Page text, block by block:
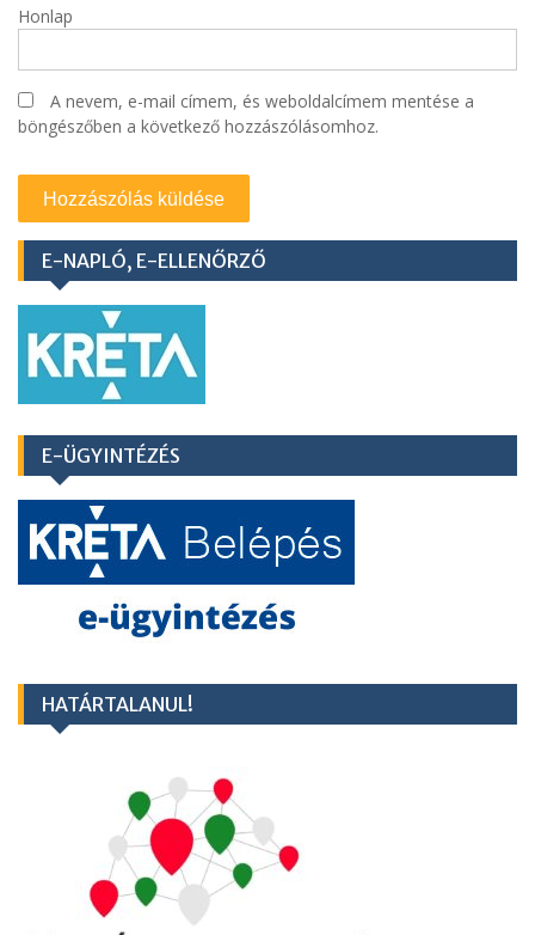
Honlap
A nevem, e-mail címem, és weboldalcímem mentése a
böngészőben a következő hozzászólásomhoz.
E-NAPLÓ, E-ELLENŐRZŐ
E-ÜGYINTÉZÉS
HATÁRTALANUL!